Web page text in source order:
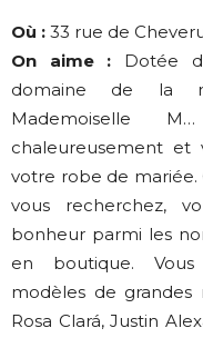
Où : 33 rue de
On aime : Dotée
domaine de la
Mademoiselle
chaleureusement et
votre robe de
vous recherchez,
bonheur parmi les
en boutique.
modèles de grandes
Rosa Clará, Justin